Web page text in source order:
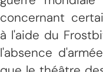
concernant
à l'aide du
l'absence